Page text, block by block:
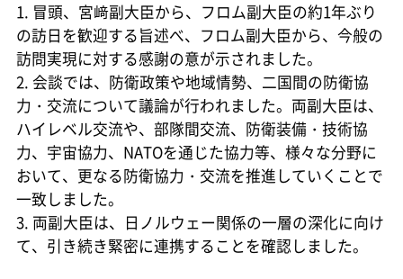
1. 冒頭、宮﨑副大臣から、フロム副大臣の約1年ぶり
の訪日を歓迎する旨述べ、フロム副大臣から、今般の
訪問実現に対する感謝の意が示されました。
2. 会談では、防衛政策や地域情勢、二国間の防衛協
力・交流について議論が行われました。両副大臣は、
ハイレベル交流や、部隊間交流、防衛装備・技術協
力、宇宙協力、NATOを通じた協力等、様々な分野に
おいて、更なる防衛協力・交流を推進していくことで
一致しました。
3. 両副大臣は、日ノルウェー関係の一層の深化に向け
て、引き続き緊密に連携することを確認しました。